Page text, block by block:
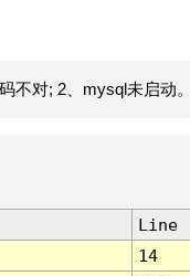
不对; 2、mysql未启动。
Line
14